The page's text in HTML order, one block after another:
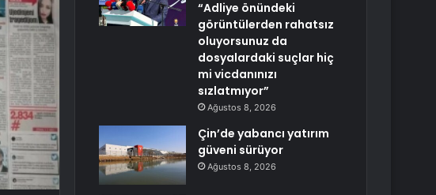
“Adliye önündeki
görüntülerden rahatsız
oluyorsunuz da
dosyalardaki suçlar hiç
mi vicdanınızı
sızlatmıyor”
Ağustos 8, 2026
Çin’de yabancı yatırım
güveni sürüyor
Ağustos 8, 2026